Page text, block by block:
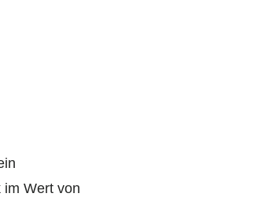
Wert von